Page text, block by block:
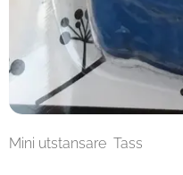
Mini utstansare Tass